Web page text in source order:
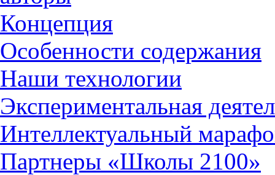
Концепция
Особенности содержания
Наши технологии
Экспериментальная
Интеллектуальный
Партнеры «Школы 2100»